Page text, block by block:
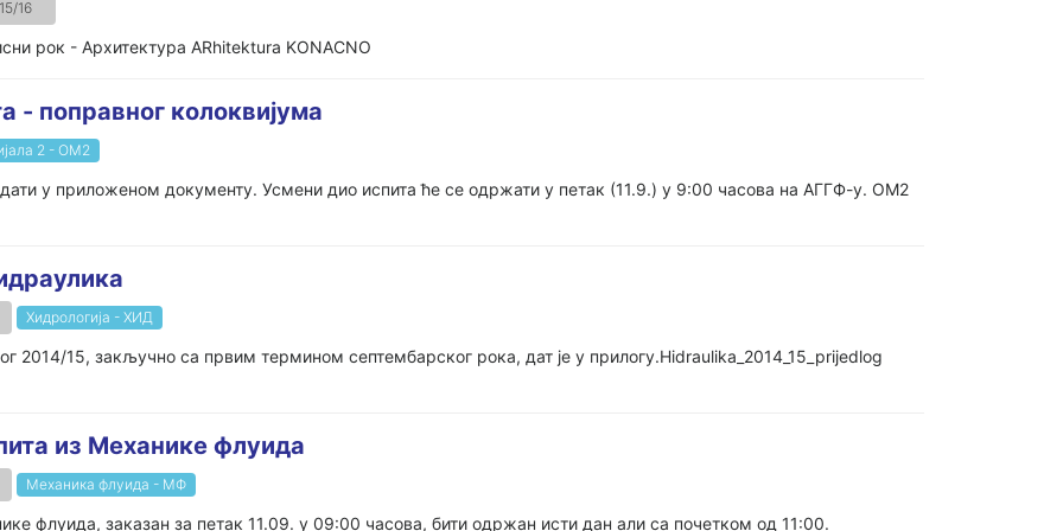
16
рок - Архитектура ARhitektura KONACNO
- поправног колоквијума
2 - ОМ2
у приложеном документу. Усмени дио испита ће се одржати у петак (11.9.) у 9:00 часова на АГГФ-у. OM2
Хидрологија - ХИД
2014/15, закључно са првим термином септембарског рока, дат је у прилогу.Hidraulika_2014_15_prijedlog
из Механике флуида
Механика флуида - МФ
флуида, заказан за петак 11.09. у 09:00 часова, бити одржан исти дан али са почетком од 11:00.